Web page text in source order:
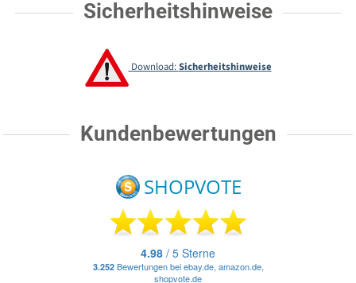
Sicherheitshinweise
Download:Sicherheitshinweise
Kundenbewertungen